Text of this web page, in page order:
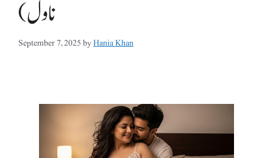
ناول)
September 7, 2025byHania Khan